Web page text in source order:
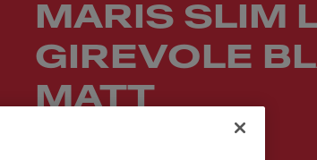
MARIS SLIM
GIREVOLE
MATT